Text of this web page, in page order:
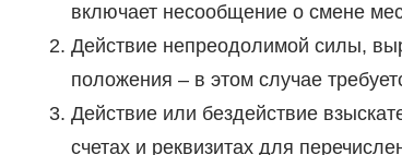
включает несообщение о смене
Действие непреодолимой силы,
положения – в этом случае
Действие или бездействие
счетах и реквизитах для